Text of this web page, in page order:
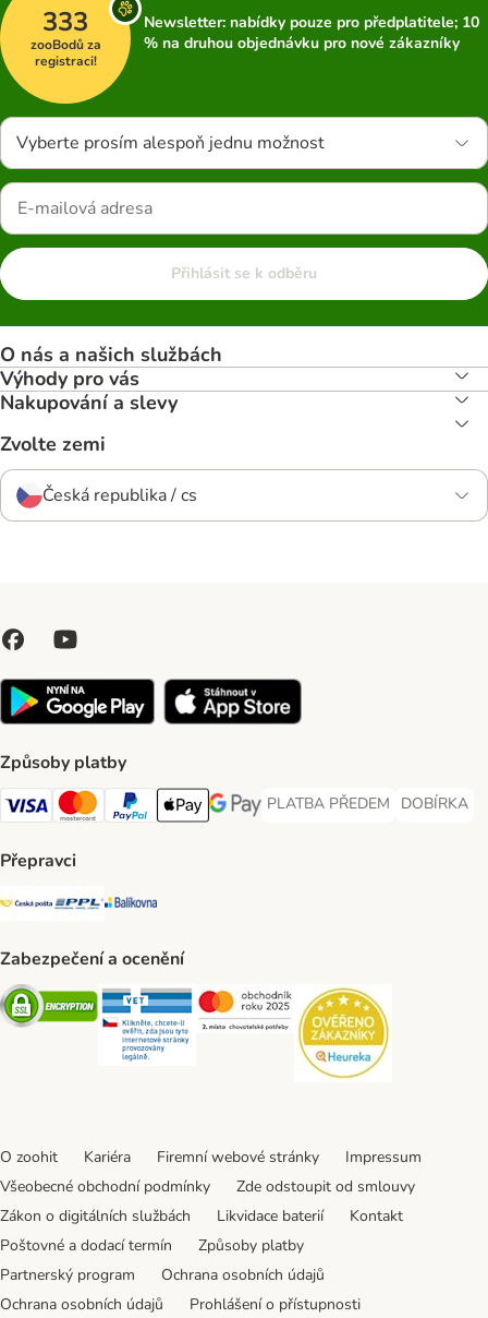
333
zooBodů za
registraci!
Newsletter: nabídky pouze pro předplatitele; 10
% na druhou objednávku pro nové zákazníky
Vyberte prosím alespoň jednu možnost
Přihlásit se k odběru
O nás a našich službách
Výhody pro vás
Nakupování a slevy
Zvolte zemi
Česká republika / cs
Způsoby platby
Visa Payment Method
Mastercard Payment Method
PayPal Payment Method
Apple pay Payment Method
GooglePay Payment Method
PLATBA PŘEDEM
PLATBA PŘEDEM Payment
DOBÍRKA
DOBÍRKA
Přepravci
Česká pošta Shipping Method
PPL Shipping Method
Balíkovna Shipping Method
Zabezpečení a ocenění
Security Security Security
O zoohit Kariéra Firemní webové stránky
Impressum
Všeobecné obchodní podmínky
Zde odstoupit od smlouvy
Zákon o digitálních službách
Likvidace baterií
Kontakt
Poštovné a dodací termín
Způsoby platby
Partnerský program
Ochrana osobních údajů
Ochrana osobních údajů
Prohlášení o přístupnosti